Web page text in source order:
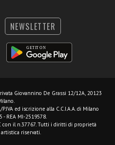
NEWSLETTER
Giovannino De Grassi 12/12A, 20123
ed iscrizione alla C.C.I.A.A. di Milano
- REA MI-2519578.
con il n.37767. Tutti i diritti di proprietà
riservati.